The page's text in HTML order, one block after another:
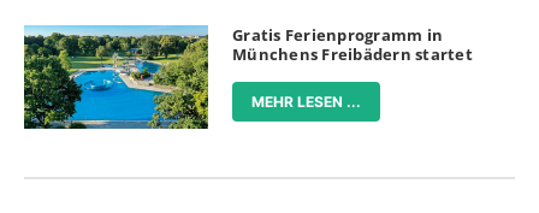
Gratis Ferienprogramm in
Münchens Freibädern startet
MEHR LESEN ...